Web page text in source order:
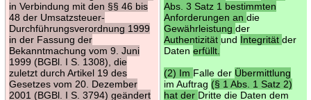
in Verbindung mit den §§ 46 bis
48 der Umsatzsteuer-
Durchführungsverordnung 1999
in der Fassung der
Bekanntmachung vom 9. Juni
1999 (BGBl. I S. 1308), die
zuletzt durch Artikel 19 des
Gesetzes vom 20. Dezember
2001 (BGBl. I S. 3794) geändert
Abs. 3 Satz 1 bestimmten
Anforderungen an die
Gewährleistung der
Authentizität und Integrität der
Daten erfüllt.
(2) Im Falle der Übermittlung
im Auftrag (§ 1 Abs. 1 Satz 2)
hat der Dritte die Daten dem